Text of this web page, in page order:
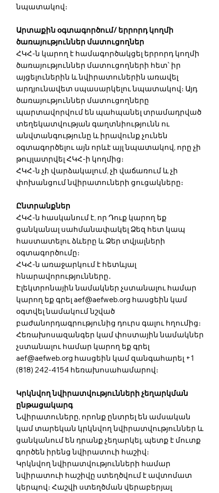
նպատակով։
Արտաքին օգտագործում/ երրորդ կողմի
ծառայություններ մատուցողներ
ՀԿՀ-ն կարող է համագործակցել երրորդ կողմի
ծառայություններ մատուցողների հետ՝ իր
այցելուներին և նվիրատուներին առավել
արդյունավետ սպասարկելու նպատակով։ Այդ
ծառայություններ մատուցողները
պարտավորվում են պահպանել տրամադրված
տեղեկատվության գաղտնիությունն ու
անվտանգությունը և իրավունք չունեն
օգտագործելու այն որևէ այլ նպատակով, որը չի
թույլատրվել ՀԿՀ-ի կողմից։
ՀԿՀ-ն չի վարձակալում, չի վաճառում և չի
փոխանցում նվիրատուների ցուցակները։
Ընտրանքներ
ՀԿՀ-ն հասկանում է, որ Դուք կարող եք
ցանկանալ սահմանափակել Ձեզ հետ կապ
հաստատելու ձևերը և Ձեր տվյալների
օգտագործումը։
ՀԿՀ-ն առաջարկում է հետևյալ
հնարավորությունները․
Էլեկտրոնային նամակներ չստանալու համար
կարող եք գրել aef@aefweb.org հասցեին կամ
օգտվել նամակում նշված
բաժանորդագրությունից դուրս գալու հղումից։
Հեռախոսազանգեր կամ փոստային նամակներ
չստանալու համար կարող եք գրել
aef@aefweb.org հասցեին կամ զանգահարել +1
(818) 242-4154 հեռախոսահամարով։
Կրկնվող նվիրատվությունների չեղարկման
ընթացակարգ
Նվիրատուները, որոնք ընտրել են ամսական
կամ տարեկան կրկնվող նվիրատվություններ և
ցանկանում են դրանք չեղարկել, պետք է մուտք
գործեն իրենց նվիրատուի հաշիվ։
Կրկնվող նվիրատվությունների համար
նվիրատուի հաշիվը ստեղծվում է ավտոմատ
կերպով։ Հաշվի ստեղծման վերաբերյալ